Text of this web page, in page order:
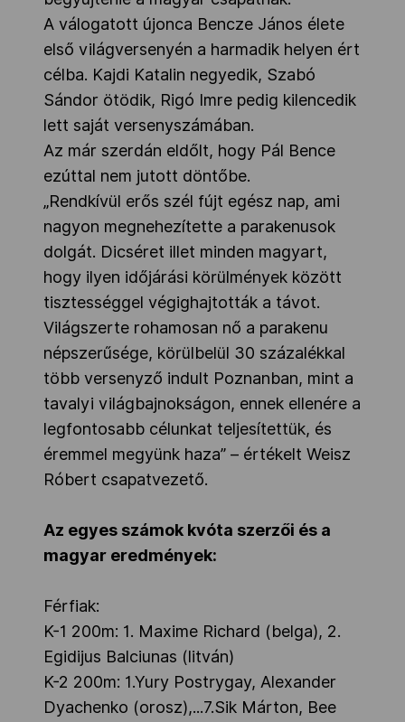
A válogatott újonca Bencze János élete
első világversenyén a harmadik helyen ért
célba. Kajdi Katalin negyedik, Szabó
Sándor ötödik, Rigó Imre pedig kilencedik
lett saját versenyszámában.
Az már szerdán eldőlt, hogy Pál Bence
ezúttal nem jutott döntőbe.
„Rendkívül erős szél fújt egész nap, ami
nagyon megnehezítette a parakenusok
dolgát. Dicséret illet minden magyart,
hogy ilyen időjárási körülmények között
tisztességgel végighajtották a távot.
Világszerte rohamosan nő a parakenu
népszerűsége, körülbelül 30 százalékkal
több versenyző indult Poznanban, mint a
tavalyi világbajnokságon, ennek ellenére a
legfontosabb célunkat teljesítettük, és
éremmel megyünk haza” – értékelt Weisz
Róbert csapatvezető.
Az egyes számok kvóta szerzői és a
magyar eredmények:
Férfiak:
K-1 200m: 1. Maxime Richard (belga), 2.
Egidijus Balciunas (litván)
K-2 200m: 1.Yury Postrygay, Alexander
Dyachenko (orosz),...7.Sik Márton, Bee